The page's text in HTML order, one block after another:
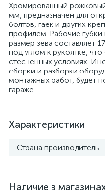
Хромированный
мм, предназначен для
болтов, гаек и других
профилем. Рабочие
размер зева составляет
под углом к рукоятке, что
стесненных условиях.
сборки и разборки
монтажных работ, будет
гараже.
Характеристики
Страна производитель
Наличие в